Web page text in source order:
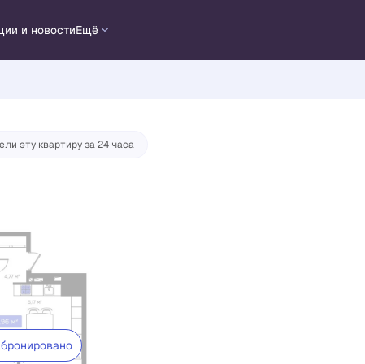
и новостиЕщё
эту квартиру за 24 часа